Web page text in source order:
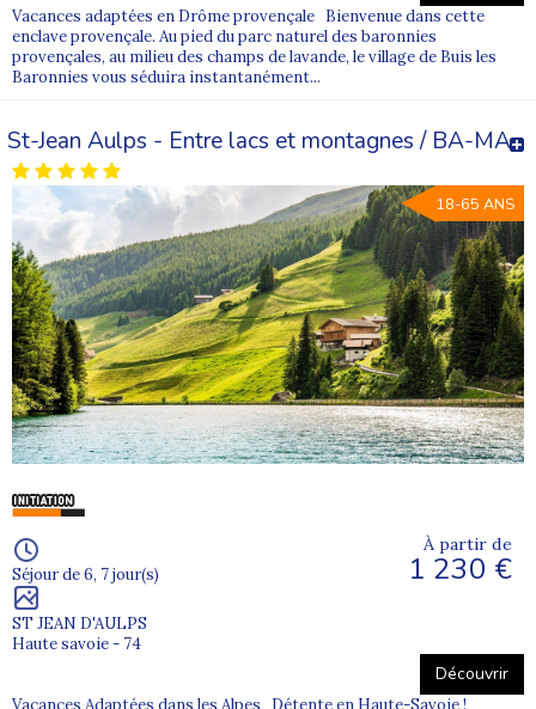
Vacances adaptées en Drôme provençale Bienvenue dans cette
enclave provençale. Au pied du parc naturel des baronnies
provençales, au milieu des champs de lavande, le village de Buis les
Baronnies vous séduira instantanément...
St-Jean Aulps - Entre lacs et montagnes / BA-MA
18-65 ANS
Séjour de 6, 7 jour(s)
ST JEAN D'AULPS
Haute savoie - 74
À partir de
1 230 €
Découvrir
Vacances Adaptées dans les Alpes Détente en Haute-Savoie !